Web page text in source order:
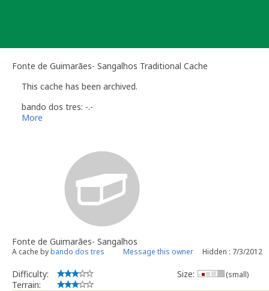
Fonte de Guimarães- Sangalhos Traditional Cache
This cache has been archived.
bando dos tres: -.-
More
Fonte de Guimarães- Sangalhos
A cache bybando dos tres Message this owner Hidden : 7/3/2012
Difficulty:
Terrain:
Size: (small)